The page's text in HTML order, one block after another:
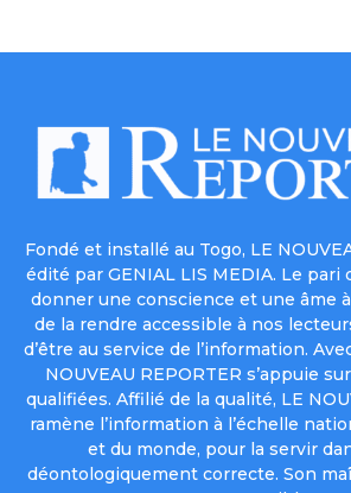
Fondé et installé au Togo, LE
édité par GENIAL LIS MEDIA. Le pari
donner une conscience et une âme
de la rendre accessible à nos
d’être au service de l’information.
NOUVEAU REPORTER s’appuie
qualifiées. Affilié de la qualité, LE
ramène l’information à l’échelle
et du monde, pour la servir
déontologiquement correcte. Son